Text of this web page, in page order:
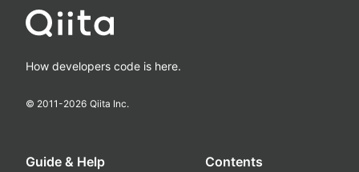
How developers code is here.
© 2011-2026 Qiita Inc.
Guide & Help Contents